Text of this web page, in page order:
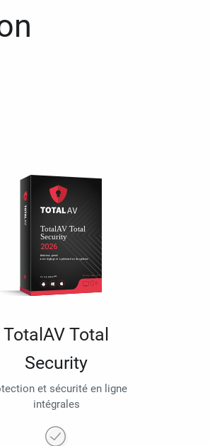
TotalAV Total
Security
et sécurité en ligne
intégrales